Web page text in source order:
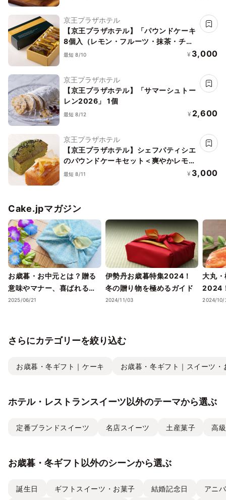
京王プラザホテル
【京王プラザホテル】「パウンドケーキ
8個入（レモン・フルーツ・抹茶・チェ
リー＆ポピーシード）
最短 8/10 ¥ 3,000
京王プラザホテル
【京王プラザホテル】「サマーシュトー
レン2026」 1個
最短 8/12 ¥ 2,600
京王プラザホテル
【京王プラザホテル】シェフパティシエ
のパウンドケーキセット＜爽やかレモン
＆抹茶＞
最短 8/11 ¥ 3,000
Cake.jpマガジン
お歳暮・お中元とは？贈る
意味やマナー、喜ばれるギ
フトのポイントまで徹底解
2025/06/21
伊勢丹お歳暮特集2024！
冬の贈り物を極めるガイド
2024/11/03
大丸
2024
ェック
2024/10/
さらにカテゴリーを絞り込む
お歳暮・冬ギフト｜ケーキ お歳暮・冬ギフト｜スイーツ・
ホテル・レストランスイーツ以外のテーマから選ぶ
定番ブランドスイーツ 名店スイーツ 土産菓子 高
お歳暮・冬ギフト以外のシーンから選ぶ
誕生日 ギフトスイーツ・お菓子 結婚記念日 アニ